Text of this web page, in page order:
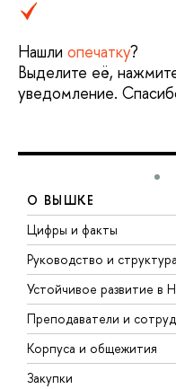
Нашли опечатку?
Выделите её,
уведомление.
О ВЫШКЕ
Цифры и факты
Руководство и структура
Устойчивое развитие
Преподаватели и
Корпуса и общежития
Закупки